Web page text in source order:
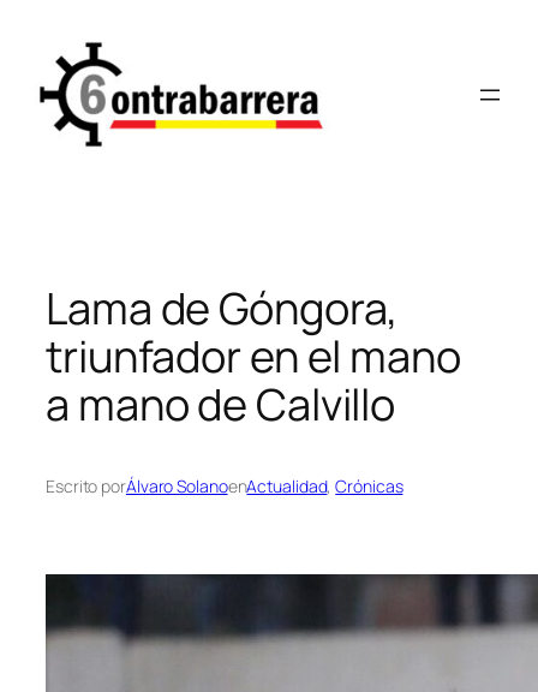
contenido
Lama de Góngora,
triunfador en el mano
a mano de Calvillo
Escrito porÁlvaro SolanoenActualidad, Crónicas